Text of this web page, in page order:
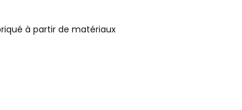
à partir de matériaux